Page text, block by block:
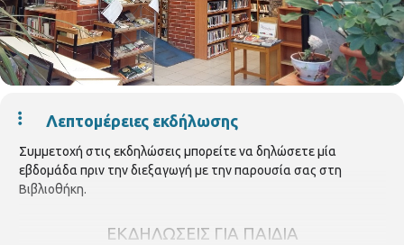
Λεπτομέρειες εκδήλωσης
Συμμετοχή στις εκδηλώσεις μπορείτε να δηλώσετε μία
εβδομάδα πριν την διεξαγωγή με την παρουσία σας στη
Βιβλιοθήκη.
ΕΚΔΗΛΩΣΕΙΣ ΓΙΑ ΠΑΙΔΙΑ